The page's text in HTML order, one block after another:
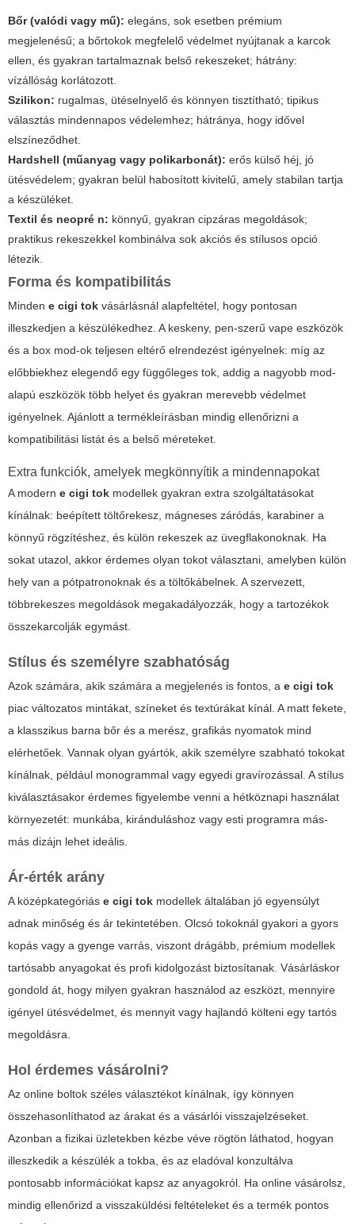
Bőr (valódi vagy mű): elegáns, sok esetben prémium
megjelenésű; a bőrtokok megfelelő védelmet nyújtanak a karcok
ellen, és gyakran tartalmaznak belső rekeszeket; hátrány:
vízállóság korlátozott.
Szilikon: rugalmas, ütéselnyelő és könnyen tisztítható; tipikus
választás mindennapos védelemhez; hátránya, hogy idővel
elszíneződhet.
Hardshell (műanyag vagy polikarbonát): erős külső héj, jó
ütésvédelem; gyakran belül habosított kivitelű, amely stabilan tartja
a készüléket.
Textil és neopré n: könnyű, gyakran cipzáras megoldások;
praktikus rekeszekkel kombinálva sok akciós és stílusos opció
létezik.
Forma és kompatibilitás
Minden e cigi tok vásárlásnál alapfeltétel, hogy pontosan
illeszkedjen a készülékedhez. A keskeny, pen-szerű vape eszközök
és a box mod-ok teljesen eltérő elrendezést igényelnek: míg az
előbbiekhez elegendő egy függőleges tok, addig a nagyobb mod-
alapú eszközök több helyet és gyakran merevebb védelmet
igényelnek. Ajánlott a termékleírásban mindig ellenőrizni a
kompatibilitási listát és a belső méreteket.
Extra funkciók, amelyek megkönnyítik a mindennapokat
A modern e cigi tok modellek gyakran extra szolgáltatásokat
kínálnak: beépített töltőrekesz, mágneses záródás, karabiner a
könnyű rögzítéshez, és külön rekeszek az üvegflakonoknak. Ha
sokat utazol, akkor érdemes olyan tokot választani, amelyben külön
hely van a pótpatronoknak és a töltőkábelnek. A szervezett,
többrekeszes megoldások megakadályozzák, hogy a tartozékok
összekarcolják egymást.
Stílus és személyre szabhatóság
Azok számára, akik számára a megjelenés is fontos, a e cigi tok
piac változatos mintákat, színeket és textúrákat kínál. A matt fekete,
a klasszikus barna bőr és a merész, grafikás nyomatok mind
elérhetőek. Vannak olyan gyártók, akik személyre szabható tokokat
kínálnak, például monogrammal vagy egyedi gravírozással. A stílus
kiválasztásakor érdemes figyelembe venni a hétköznapi használat
környezetét: munkába, kiránduláshoz vagy esti programra más-
más dizájn lehet ideális.
Ár-érték arány
A középkategóriás e cigi tok modellek általában jó egyensúlyt
adnak minőség és ár tekintetében. Olcsó tokoknál gyakori a gyors
kopás vagy a gyenge varrás, viszont drágább, prémium modellek
tartósabb anyagokat és profi kidolgozást biztosítanak. Vásárláskor
gondold át, hogy milyen gyakran használod az eszközt, mennyire
igényel ütésvédelmet, és mennyit vagy hajlandó költeni egy tartós
megoldásra.
Hol érdemes vásárolni?
Az online boltok széles választékot kínálnak, így könnyen
összehasonlíthatod az árakat és a vásárlói visszajelzéseket.
Azonban a fizikai üzletekben kézbe véve rögtön láthatod, hogyan
illeszkedik a készülék a tokba, és az eladóval konzultálva
pontosabb információkat kapsz az anyagokról. Ha online vásárolsz,
mindig ellenőrizd a visszaküldési feltételeket és a termék pontos